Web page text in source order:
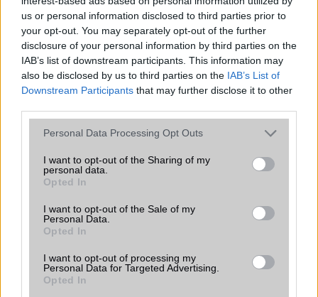
us or personal information disclosed to third parties prior to
your opt-out. You may separately opt-out of the further
disclosure of your personal information by third parties on the
IAB’s list of downstream participants. This information may
also be disclosed by us to third parties on the IAB’s List of
Downstream Participants that may further disclose it to other
Please note that this website/app uses one or more Google
not limited to your visit or usage behaviour. You may click to
grant or deny consent to Google and its third-party tags to
use your data for below specified purposes in below Google
consent section.
Personal Data Processing Opt Outs
I want to opt-out of the Sharing of my
personal data.
Opted In
I want to opt-out of the Sale of my
Personal Data.
Opted In
I want to opt-out of processing my
Personal Data for Targeted Advertising.
Opted In
EGYÉB
Vibra jelzés Van
SIM típus Nincs
SIM-ek száma 0
Flight mode Nincs
Globális
Funkciók
MIL-STD-810H, Always-on
Brand SmartWatch
Védelem
Limited Edition Nincs
SAR